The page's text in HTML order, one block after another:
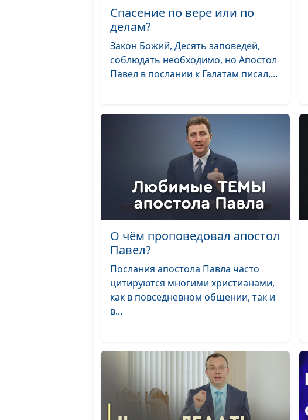
Спасение по вере или по
делам?
Закон Божий, Десять заповедей,
соблюдать необходимо, но Апостол
Павел в послании к Галатам писал,...
О чём проповедовал апостол
Павел?
Послания апостола Павла часто
цитируются многими христианами,
как в повседневном общении, так и
в...